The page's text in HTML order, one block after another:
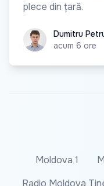
plece din țară.
Dumitru Petruleac
Dumitru
acum 6 ore
Moldova 1
Radio Moldova